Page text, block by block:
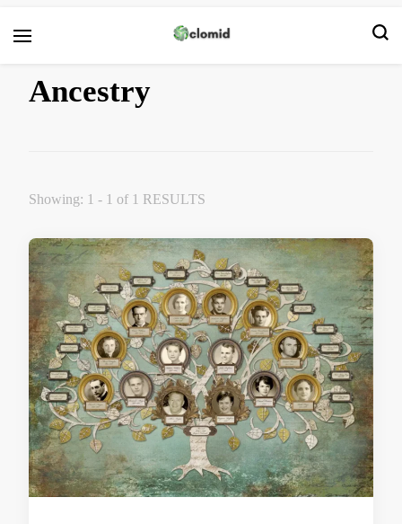
Ancestry
Showing: 1 - 1 of 1 RESULTS